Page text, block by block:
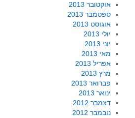
אוקטובר 2013
ספטמבר 2013
אוגוסט 2013
יולי 2013
יוני 2013
מאי 2013
אפריל 2013
מרץ 2013
פברואר 2013
ינואר 2013
דצמבר 2012
נובמבר 2012